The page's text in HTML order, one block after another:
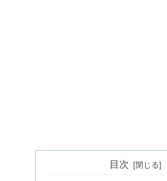
目次